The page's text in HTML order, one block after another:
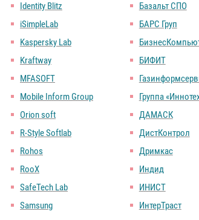
Identity Blitz
iSimpleLab
Kaspersky Lab
Kraftway
MFASOFT
Mobile Inform Group
Orion soft
R-Style Softlab
Rohos
RooX
SafeTech Lab
Samsung
Базальт СПО
БАРС Груп
БИФИТ
Группа
ДАМАСК
ДистКонтрол
Дримкас
Индид
ИНИСТ
ИнтерТраст